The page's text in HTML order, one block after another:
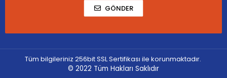
GÖNDER
Tüm bilgileriniz 256bit SSL Sertifikası ile korunmaktadır.
© 2022 Tüm Hakları Saklıdır